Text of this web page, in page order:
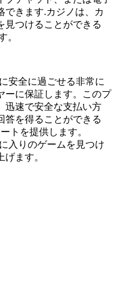
できます.カジノは、カ
見つけることができる
。
安全に過ごせる非常に
ーに保証します。このプ
迅速で安全な支払い方
答を得ることができる
トを提供します。
入りのゲームを見つけ
ます。